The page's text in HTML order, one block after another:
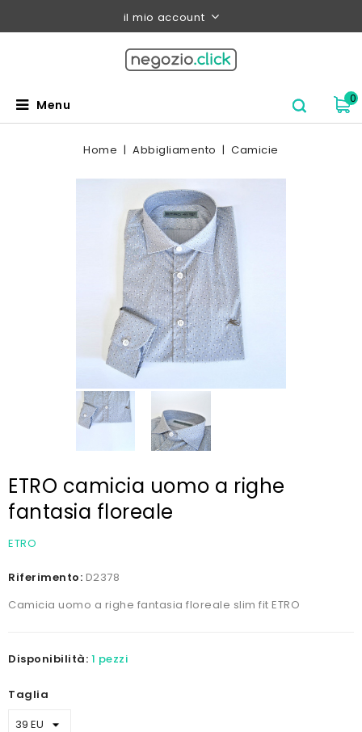
il mio account
0
Menu
Home Abbigliamento Camicie
ETRO camicia uomo a righe
fantasia floreale
ETRO
Riferimento: D2378
Camicia uomo a righe fantasia floreale slim fit ETRO
Disponibilità: 1 pezzi
Taglia